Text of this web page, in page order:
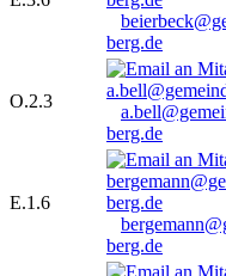
berg.de
O.2.3
berg.de
E.1.6
berg.de